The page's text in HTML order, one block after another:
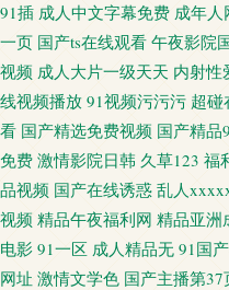
91插 成人中文字幕免费 成年人
一页 国产ts在线观看 午夜影院
视频 成人大片一级天天 内射性
线视频播放 91视频污污污 超碰
看 国产精选免费视频 国产精品
免费 激情影院日韩 久草123 福
品视频 国产在线诱惑 乱人
视频 精品午夜福利网 精品亚洲
电影 91一区 成人精品无 91国
网址 激情文学色 国产主播第37